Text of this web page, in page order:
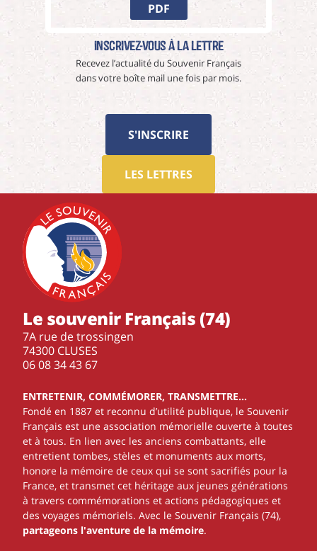
PDF
Inscrivez-vous à La Lettre
Recevez l’actualité du Souvenir Français
dans votre boîte mail une fois par mois.
S'INSCRIRE
LES LETTRES
Le souvenir Français (74)
7A rue de trossingen
74300 CLUSES
‭06 08 34 43 67‬
ENTRETENIR, COMMÉMORER, TRANSMETTRE…
Fondé en 1887 et reconnu d’utilité publique, le Souvenir
Français est une association mémorielle ouverte à toutes
et à tous. En lien avec les anciens combattants, elle
entretient tombes, stèles et monuments aux morts,
honore la mémoire de ceux qui se sont sacrifiés pour la
France, et transmet cet héritage aux jeunes générations
à travers commémorations et actions pédagogiques et
des voyages mémoriels. Avec le Souvenir Français (74),
partageons l'aventure de la mémoire.